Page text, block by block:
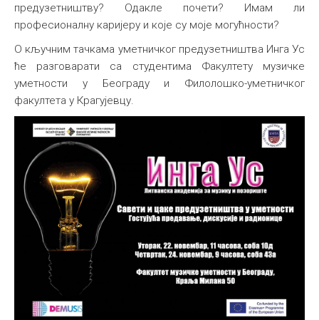
предузетништву? Одакле почети? Имам ли
професионалну каријеру и које су моје могућности?
О кључним тачкама уметничког предузетништва Инга Ус
ће разговарати са студентима Факултету музичке
уметности у Београду и Филолошко-уметничког
факултета у Крагујевцу.